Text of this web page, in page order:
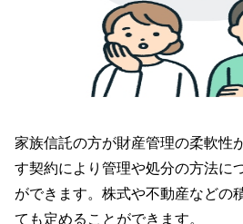
家族信託の方が財産管理の柔軟性
す契約により管理や処分の方法に
ができます。株式や不動産などの
ても定めることができます。